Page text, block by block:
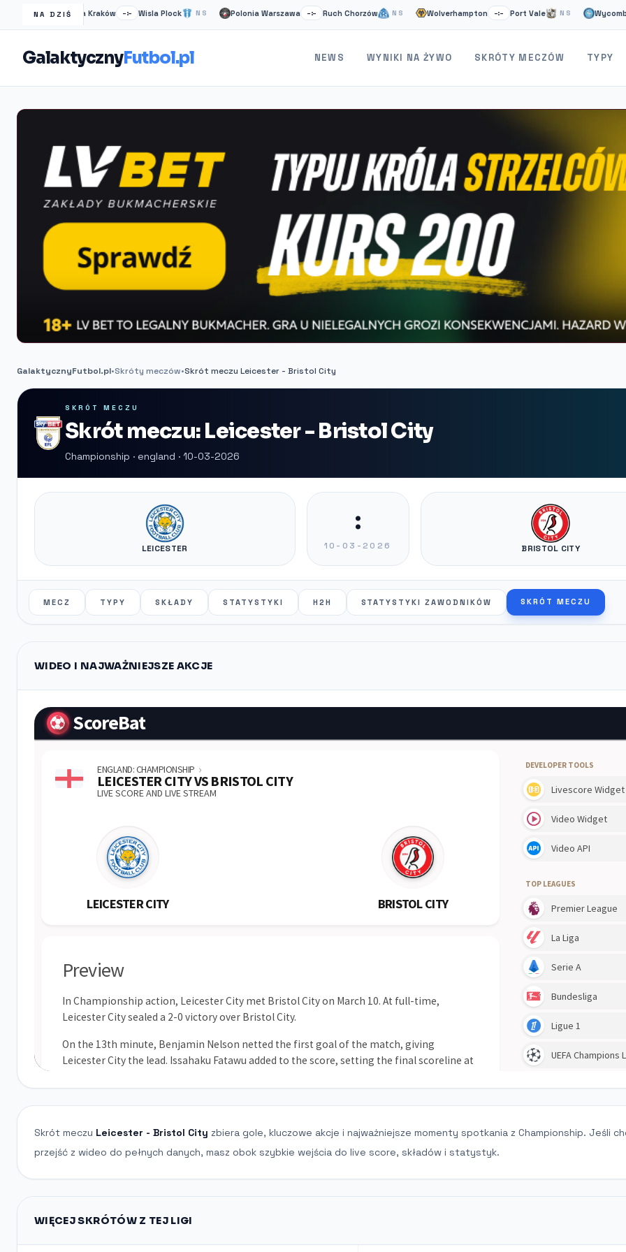
NA DZIŚ
Wisła Kraków –:– Wisla Plock NS Polonia Warszawa –:– Ruch Chorzów NS Wolverhampton –:– Port Vale NS Wycombe –:–
GalaktycznyFutbol.pl NEWS WYNIKI NA ŻYWO SKRÓTY MECZÓW TYPY
GalaktycznyFutbol.pl•Skróty meczów•Skrót meczu Leicester - Bristol City
SKRÓT MECZU
Skrót meczu: Leicester - Bristol City
Championship · england · 10-03-2026
LEICESTER
:
10-03-2026 BRISTOL CITY
MECZ TYPY SKŁADY STATYSTYKI H2H STATYSTYKI ZAWODNIKÓW SKRÓT MECZU
WIDEO I NAJWAŻNIEJSZE AKCJE
Skrót meczu Leicester - Bristol City zbiera gole, kluczowe akcje i najważniejsze momenty spotkania z Championship. Jeśli
przejść z wideo do pełnych danych, masz obok szybkie wejścia do live score, składów i statystyk.
WIĘCEJ SKRÓTÓW Z TEJ LIGI